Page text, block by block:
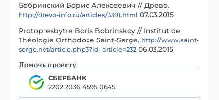
Бобринский Борис Алексеевич // Древо.
http://drevo-info.ru/articles/3391.html 07.03.2015
Protopresbytre Boris Bobrinskoy // Institut de
Théologie Orthodoxe Saint-Serge. http://www.saint-
serge.net/article.php3?id_article=232 06.03.2015
Помочь проекту
СБЕРБАНК
2202 2036 4595 0645